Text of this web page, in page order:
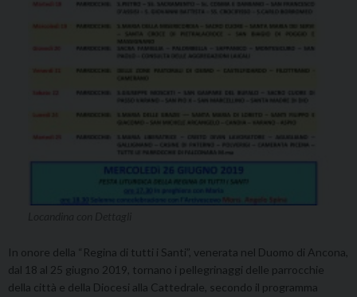
In onore della “Regina di tutti i Santi”, venerata nel Duomo di Ancona,
dal 18 al 25 giugno 2019, tornano i pellegrinaggi delle parrocchie
della città e della Diocesi alla Cattedrale, secondo il programma